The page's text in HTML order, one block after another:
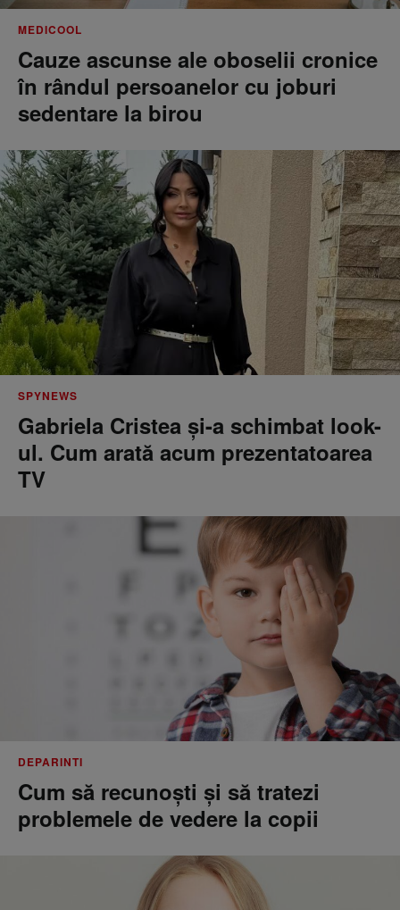
MEDICOOL
Cauze ascunse ale oboselii cronice
în rândul persoanelor cu joburi
sedentare la birou
SPYNEWS
Gabriela Cristea și-a schimbat look-
ul. Cum arată acum prezentatoarea
TV
DEPARINTI
Cum să recunoști și să tratezi
problemele de vedere la copii